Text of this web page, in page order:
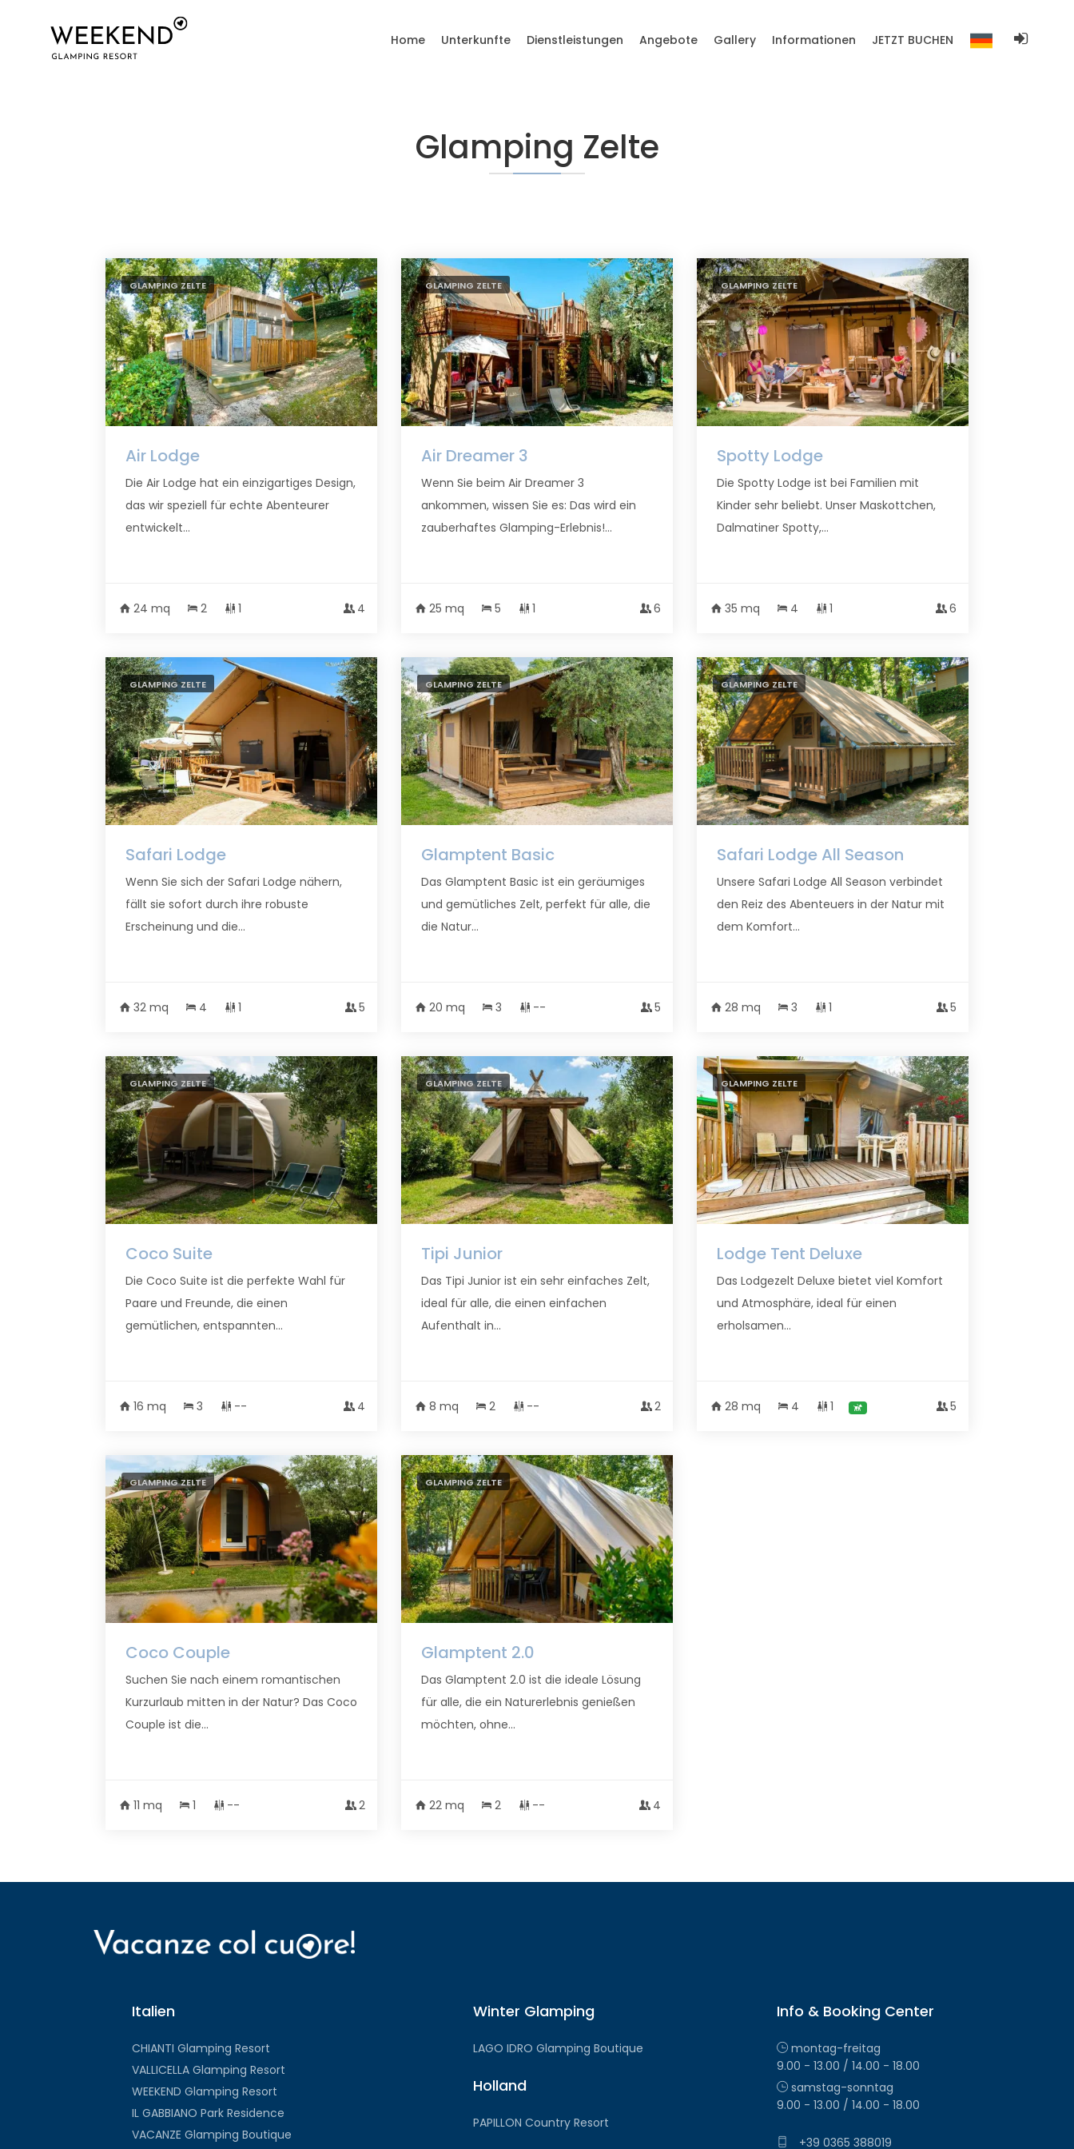
Glamping Zelte
GLAMPING ZELTE
Air Lodge
Die Air Lodge hat ein einzigartiges Design,
das wir speziell für echte Abenteurer
entwickelt...
24 mq 2 1 4
GLAMPING ZELTE
Air Dreamer 3
Wenn Sie beim Air Dreamer 3
ankommen, wissen Sie es: Das wird ein
zauberhaftes Glamping-Erlebnis!...
25 mq 5 1 6
GLAMPING ZELTE
Spotty Lodge
Die Spotty Lodge ist bei Familien mit
Kinder sehr beliebt. Unser Maskottchen,
Dalmatiner Spotty,...
35 mq 4 1 6
GLAMPING ZELTE
Safari Lodge
Wenn Sie sich der Safari Lodge nähern,
fällt sie sofort durch ihre robuste
Erscheinung und die...
32 mq 4 1 5
GLAMPING ZELTE
Glamptent Basic
Das Glamptent Basic ist ein geräumiges
und gemütliches Zelt, perfekt für alle, die
die Natur...
20 mq 3 -- 5
GLAMPING ZELTE
Safari Lodge All Season
Unsere Safari Lodge All Season verbindet
den Reiz des Abenteuers in der Natur mit
dem Komfort...
28 mq 3 1 5
GLAMPING ZELTE
Coco Suite
Die Coco Suite ist die perfekte Wahl für
Paare und Freunde, die einen
gemütlichen, entspannten...
16 mq 3 -- 4
GLAMPING ZELTE
Tipi Junior
Das Tipi Junior ist ein sehr einfaches Zelt,
ideal für alle, die einen einfachen
Aufenthalt in...
8 mq 2 -- 2
GLAMPING ZELTE
Lodge Tent Deluxe
Das Lodgezelt Deluxe bietet viel Komfort
und Atmosphäre, ideal für einen
erholsamen...
28 mq 4 1 5
GLAMPING ZELTE
Coco Couple
Suchen Sie nach einem romantischen
Kurzurlaub mitten in der Natur? Das Coco
Couple ist die...
11 mq 1 -- 2
GLAMPING ZELTE
Glamptent 2.0
Das Glamptent 2.0 ist die ideale Lösung
für alle, die ein Naturerlebnis genießen
möchten, ohne...
22 mq 2 -- 4
Italien
CHIANTI Glamping Resort
VALLICELLA Glamping Resort
WEEKEND Glamping Resort
IL GABBIANO Park Residence
VACANZE Glamping Boutique
Winter Glamping
LAGO IDRO Glamping Boutique
Holland
PAPILLON Country Resort
Info & Booking Center
montag-freitag
9.00 - 13.00 / 14.00 - 18.00
samstag-sonntag
9.00 - 13.00 / 14.00 - 18.00
+39 0365 388019
Home Unterkunfte Dienstleistungen Angebote Gallery Informationen JETZT BUCHEN